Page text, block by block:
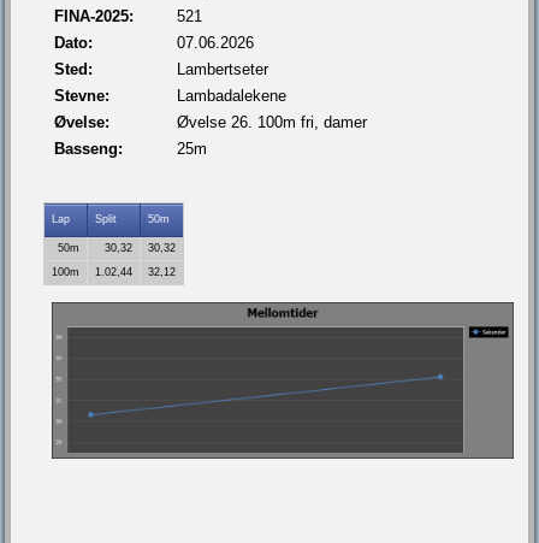
FINA-2025:
521
Dato:
07.06.2026
Sted:
Lambertseter
Stevne:
Lambadalekene
Øvelse:
Øvelse 26. 100m fri, damer
Basseng:
25m
Lap Split 50m
50m 30,32
30,32
100m
1.02,44 32,12